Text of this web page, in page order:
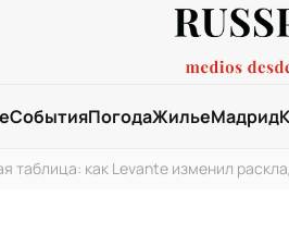
СобытияПогодаЖильеМадрид
таблица: как Levante изменил